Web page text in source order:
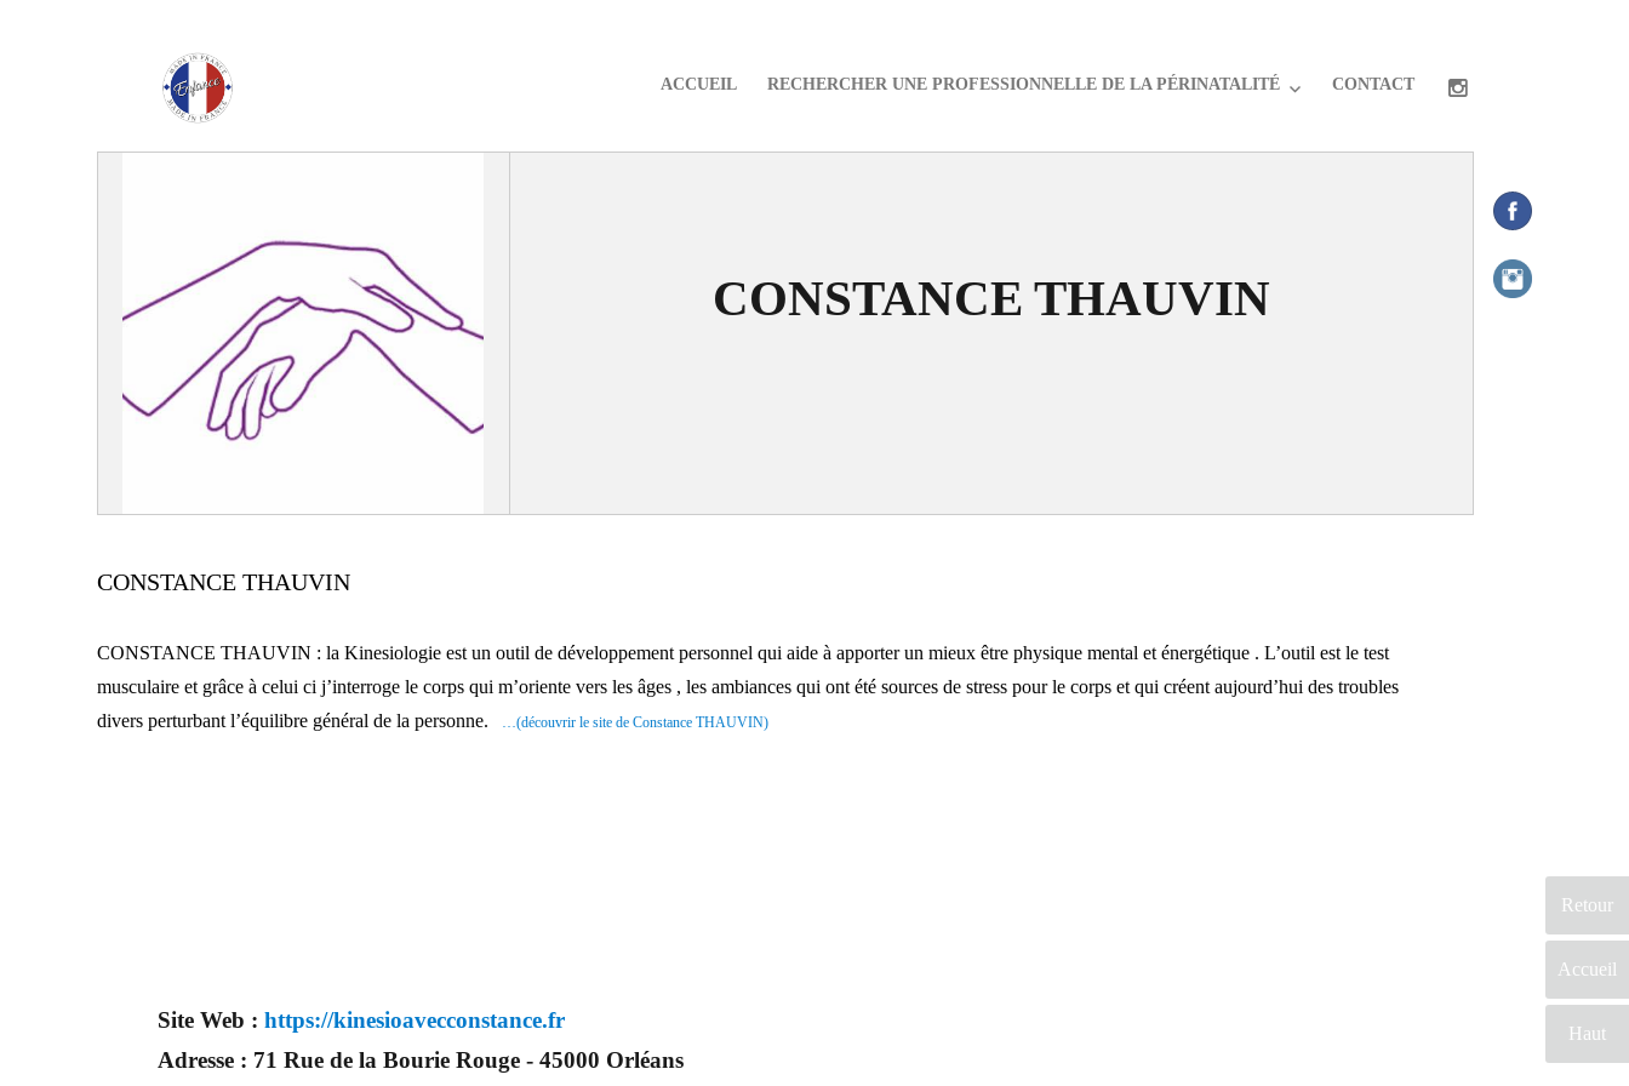
Enfance Made in France
ACCUEIL RECHERCHER UNE PROFESSIONNELLE DE LA PÉRINATALITÉ CONTACT
Retour
Accueil
Haut
CONSTANCE THAUVIN
CONSTANCE THAUVIN
CONSTANCE THAUVIN : la Kinesiologie est un outil de développement personnel qui aide à apporter un mieux être physique mental et énergétique . L’outil est le test
musculaire et grâce à celui ci j’interroge le corps qui m’oriente vers les âges , les ambiances qui ont été sources de stress pour le corps et qui créent aujourd’hui des troubles
divers perturbant l’équilibre général de la personne.
…(découvrir le site de Constance THAUVIN)
Site Web :https://kinesioavecconstance.fr
Adresse : 71 Rue de la Bourie Rouge - 45000 Orléans